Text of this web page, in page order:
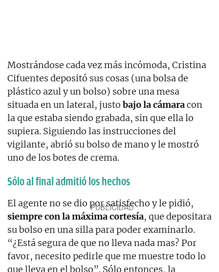
Mostrándose cada vez más incómoda, Cristina
Cifuentes depositó sus cosas (una bolsa de
plástico azul y un bolso) sobre una mesa
situada en un lateral, justo bajo la cámaracon
la que estaba siendo grabada, sin que ella lo
supiera. Siguiendo las instrucciones del
vigilante, abrió su bolso de mano y le mostró
uno de los botes de crema.
Sólo al final admitió los hechos
El agente no se dio por satisfecho y le pidió,
siempre con la máxima cortesía, que depositara
su bolso en una silla para poder examinarlo.
“¿Está segura de que no lleva nada mas? Por
favor, necesito pedirle que me muestre todo lo
que lleva en el bolso”. Sólo entonces, la